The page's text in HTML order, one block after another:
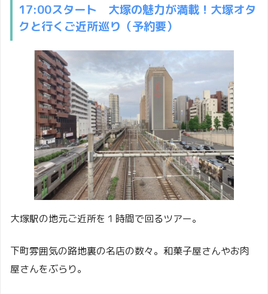
17:00スタート 大塚の魅力が満載！大塚オタ
クと行くご近所巡り（予約要）
大塚駅の地元ご近所を１時間で回るツアー。
下町雰囲気の路地裏の名店の数々。和菓子屋さんやお肉
屋さんをぶらり。